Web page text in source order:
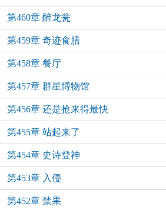
第460章 醉龙瓮
第459章 奇迹食膳
第458章 餐厅
第457章 群星博物馆
第456章 还是抢来得最快
第455章 站起来了
第454章 史诗登神
第453章 入侵
第452章 禁果